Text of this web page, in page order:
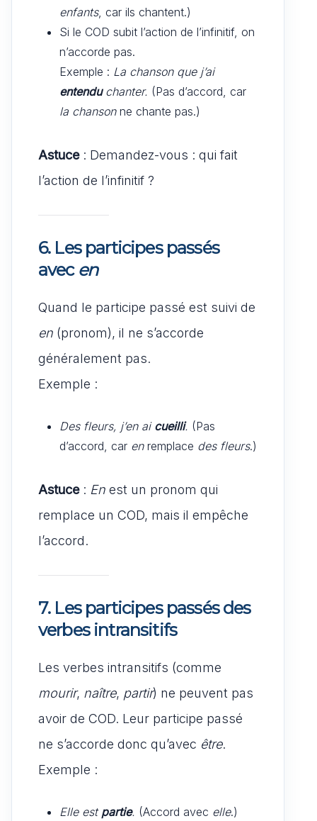
enfants, car ils chantent.)
Si le COD subit l’action de l’infinitif, on
n’accorde pas.
Exemple : La chanson que j’ai
entenduchanter. (Pas d’accord, car
la chansonne chante pas.)
Astuce: Demandez-vous : qui fait
l’action de l’infinitif ?
6. Les participes passés
avec en
Quand le participe passé est suivi de
en (pronom), il ne s’accorde
généralement pas.
Exemple :
Des fleurs, j’en ai cueilli. (Pas
d’accord, car enremplace des fleurs.)
Astuce: En est un pronom qui
remplace un COD, mais il empêche
l’accord.
7. Les participes passés des
verbes intransitifs
Les verbes intransitifs (comme
mourir, naître, partir) ne peuvent pas
avoir de COD. Leur participe passé
ne s’accorde donc qu’avec être.
Exemple :
Elle est partie. (Accord avec elle.)